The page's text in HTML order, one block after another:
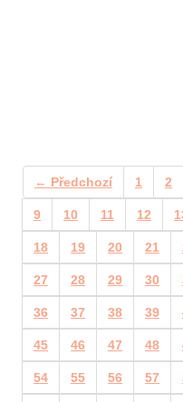
← Předchozí 1 2
9 10 11 12
18 19 20 21
27 28 29 30
36 37 38 39
45 46 47 48
54 55 56 57